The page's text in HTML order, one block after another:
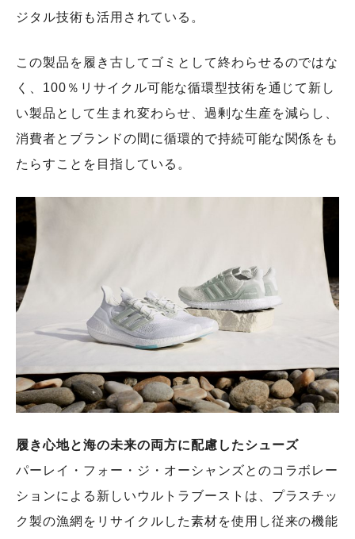
ジタル技術も活用されている。
この製品を履き古してゴミとして終わらせるのではな
く、100％リサイクル可能な循環型技術を通じて新し
い製品として生まれ変わらせ、過剰な生産を減らし、
消費者とブランドの間に循環的で持続可能な関係をも
たらすことを目指している。
履き心地と海の未来の両方に配慮したシューズ
パーレイ・フォー・ジ・オーシャンズとのコラボレー
ションによる新しいウルトラブーストは、プラスチッ
ク製の漁網をリサイクルした素材を使用し従来の機能